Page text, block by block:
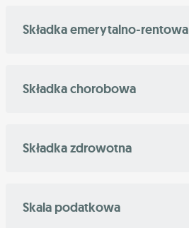
Składka emerytalno-rentowa
Składka chorobowa
Składka zdrowotna
Skala podatkowa